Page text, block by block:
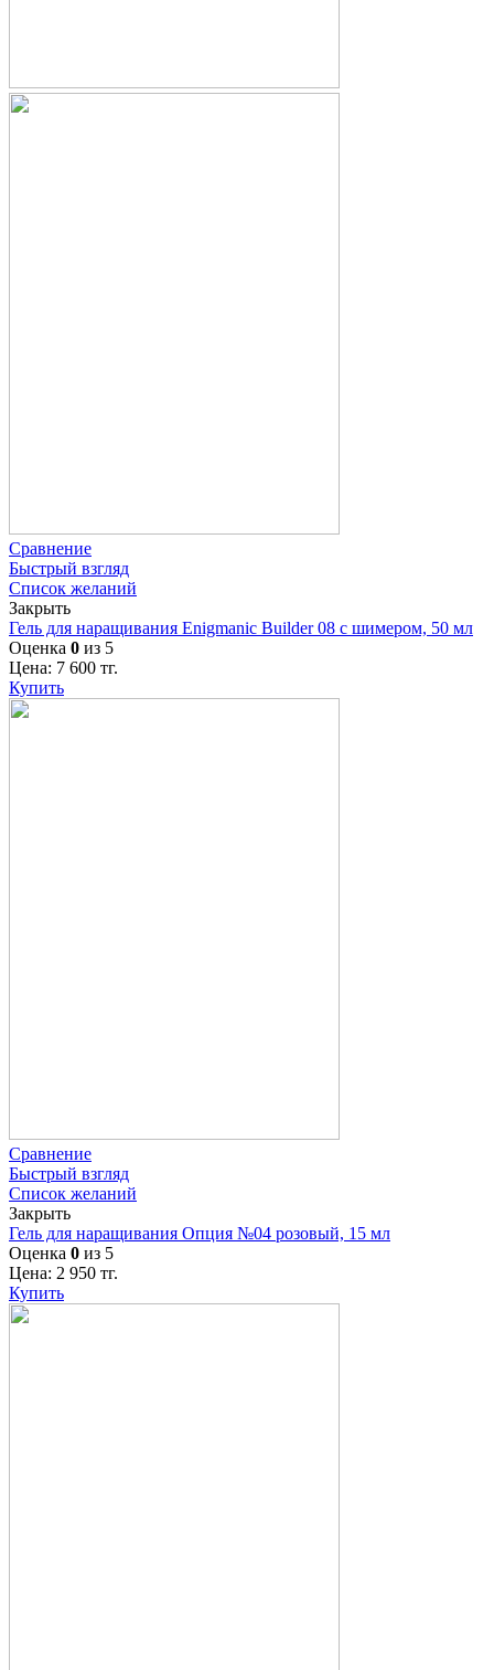
Сравнение
Быстрый взгляд
Список желаний
Закрыть
Гель для наращивания Enigmanic Builder 08 с шимером, 50 мл
Оценка 0 из 5
Цена: 7 600 тг.
Купить
Сравнение
Быстрый взгляд
Список желаний
Закрыть
Гель для наращивания Опция №04 розовый, 15 мл
Оценка 0 из 5
Цена: 2 950 тг.
Купить